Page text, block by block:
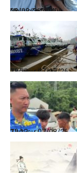
Nhịp sống 24h
08/08/26, 09:06
Thời sự
07/08/26, 23:28
Thời sự
07/08/26, 22:13